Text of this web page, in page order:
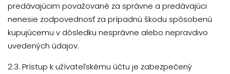
predávajúcim považované za správne a predávajúci
nenesie zodpovednosť za prípadnú škodu spôsobenú
kupujúcemu v dôsledku nesprávne alebo nepravdivo
uvedených údajov.
2.3. Prístup k užívateľskému účtu je zabezpečený